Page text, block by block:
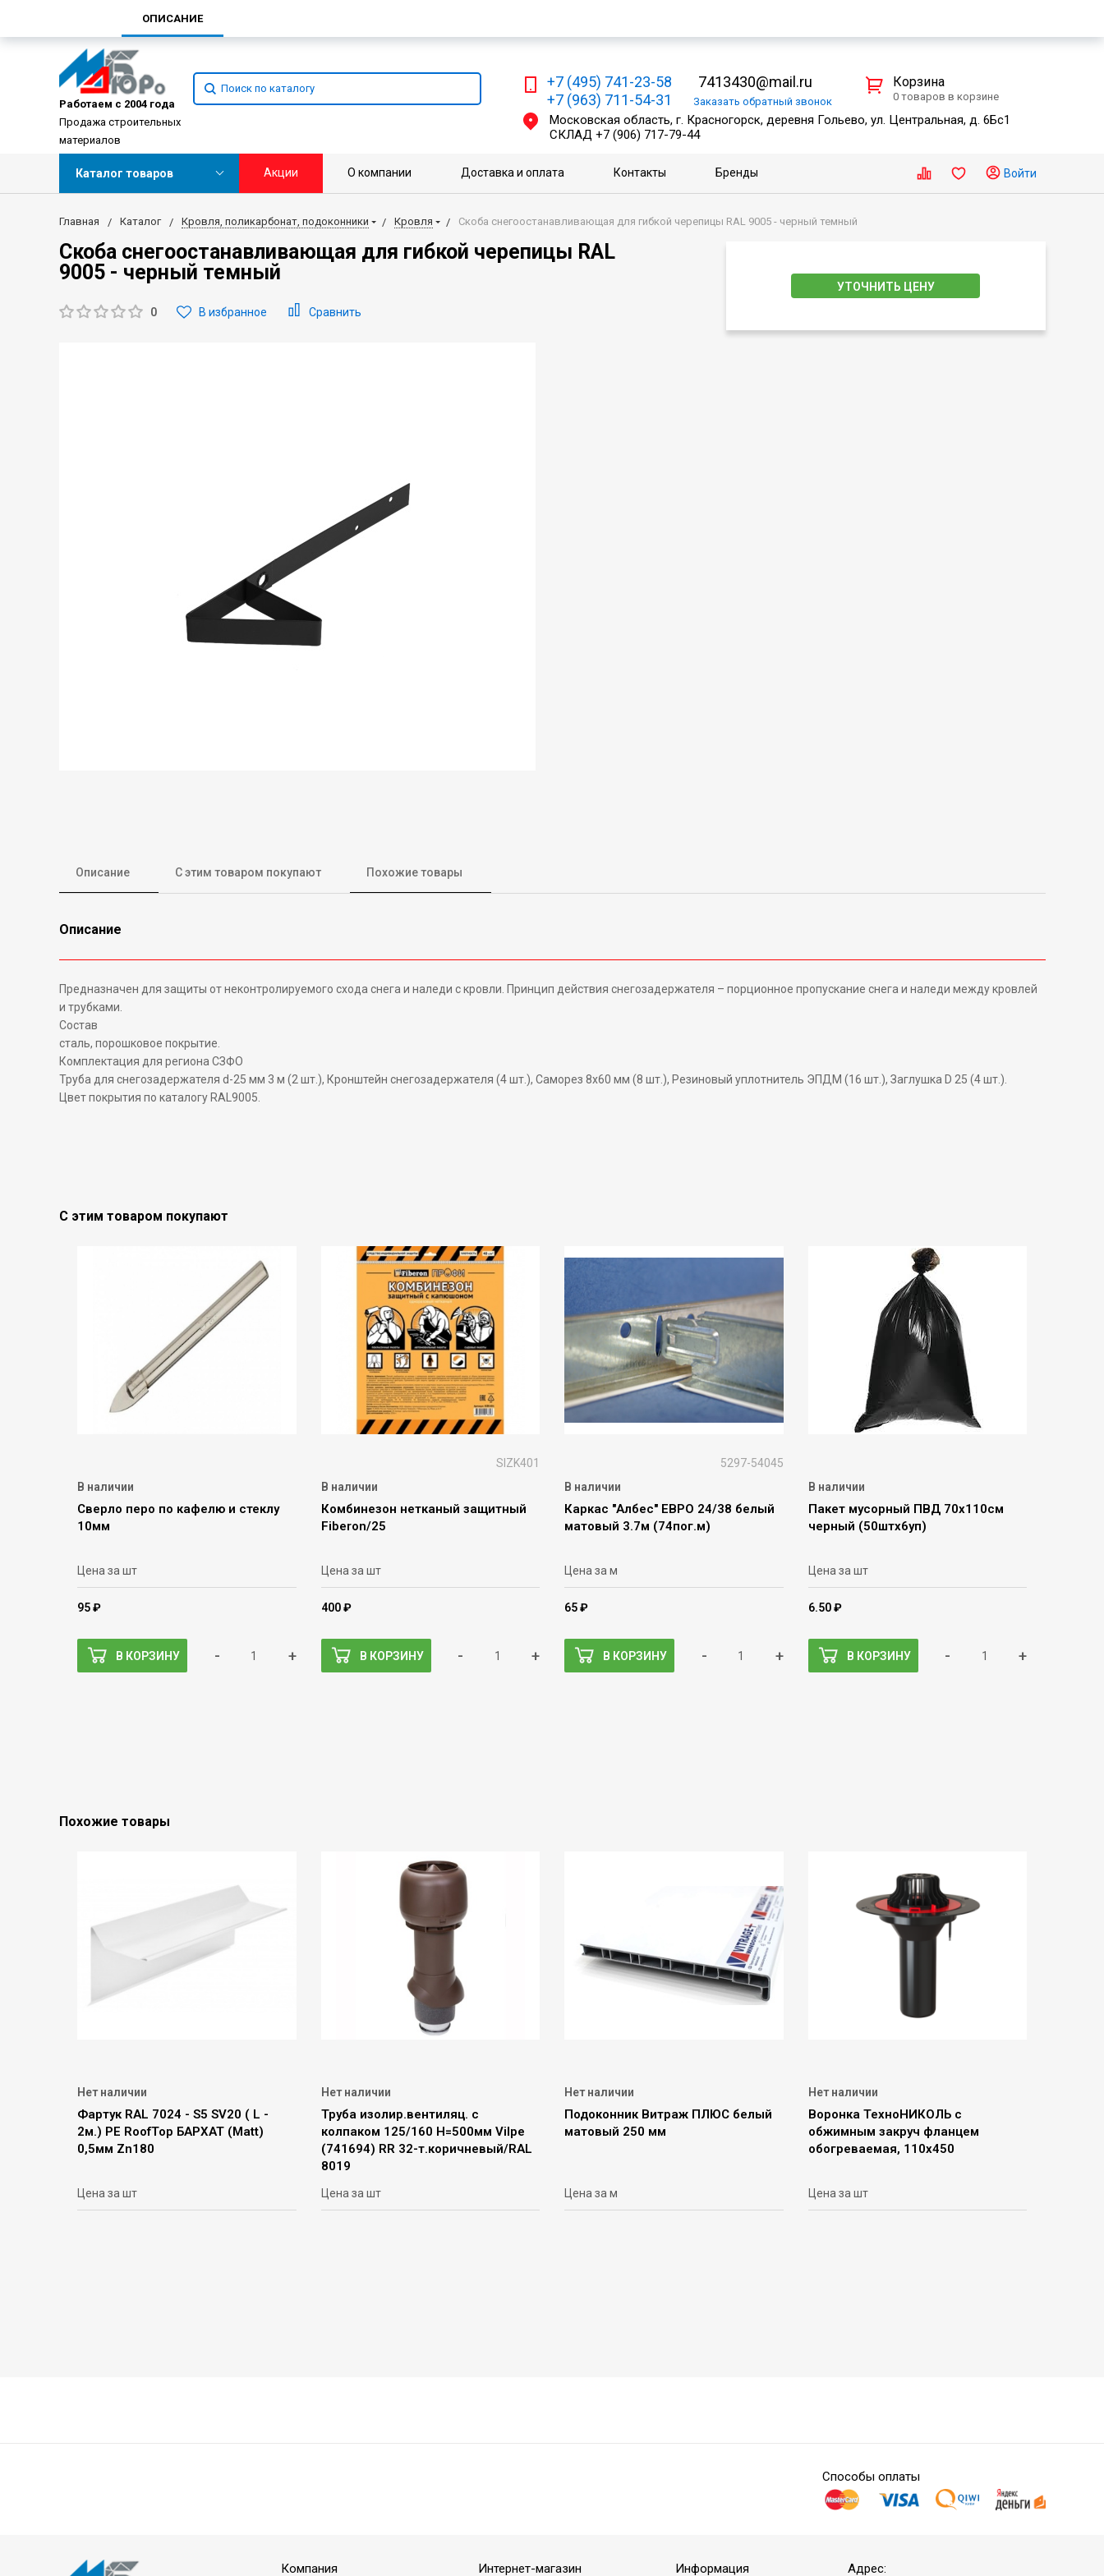
Работаем с 2004 года
Продажа строительных
материалов
+7 (495) 741-23-58
+7 (963) 711-54-31
7413430@mail.ru
Заказать обратный звонок
Московская область, г. Красногорск, деревня Гольево, ул. Центральная, д. 6Бс1
СКЛАД +7 (906) 717-79-44
Корзина
0 товаров в корзине
Каталог товаров Акции О компании Доставка и оплата Контакты Бренды Войти
Главная Каталог Кровля, поликарбонат, подоконники Кровля Скоба снегоостанавливающая для гибкой черепицы RAL 9005 - черный темный
Скоба снегоостанавливающая для гибкой черепицы RAL
9005 - черный темный
0 В избранное Сравнить
УТОЧНИТЬ ЦЕНУ
Описание С этим товаром покупают Похожие товары
Описание
Предназначен для защиты от неконтролируемого схода снега и наледи с кровли. Принцип действия снегозадержателя – порционное пропускание снега и наледи между кровлей
и трубками.
Состав
сталь, порошковое покрытие.
Комплектация для региона СЗФО
Труба для снегозадержателя d-25 мм 3 м (2 шт.), Кронштейн снегозадержателя (4 шт.), Саморез 8х60 мм (8 шт.), Резиновый уплотнитель ЭПДМ (16 шт.), Заглушка D 25 (4 шт.).
Цвет покрытия по каталогу RAL9005.
С этим товаром покупают
В наличии
Сверло перо по кафелю и стеклу
10мм
Цена за шт
95 ₽
В КОРЗИНУ - +
SIZK401
В наличии
Комбинезон нетканый защитный
Fiberon/25
Цена за шт
400 ₽
В КОРЗИНУ - +
5297-54045
В наличии
Каркас "Албес" ЕВРО 24/38 белый
матовый 3.7м (74пог.м)
Цена за м
65 ₽
В КОРЗИНУ - +
В наличии
Пакет мусорный ПВД 70х110см
черный (50штх6уп)
Цена за шт
6.50 ₽
В КОРЗИНУ - +
Похожие товары
Нет наличии
Фартук RAL 7024 - S5 SV20 ( L -
2м.) PE RoofTop БАРХАТ (Matt)
0,5мм Zn180
Цена за шт
Нет наличии
Труба изолир.вентиляц. с
колпаком 125/160 Н=500мм Vilpe
(741694) RR 32-т.коричневый/RAL
8019
Цена за шт
Нет наличии
Подоконник Витраж ПЛЮС белый
матовый 250 мм
Цена за м
Нет наличии
Воронка ТехноНИКОЛЬ с
обжимным закруч фланцем
обогреваемая, 110х450
Цена за шт
ОПИСАНИЕ
Способы оплаты
Компания Интернет-магазин Информация Адрес: